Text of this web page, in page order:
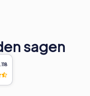
sagen